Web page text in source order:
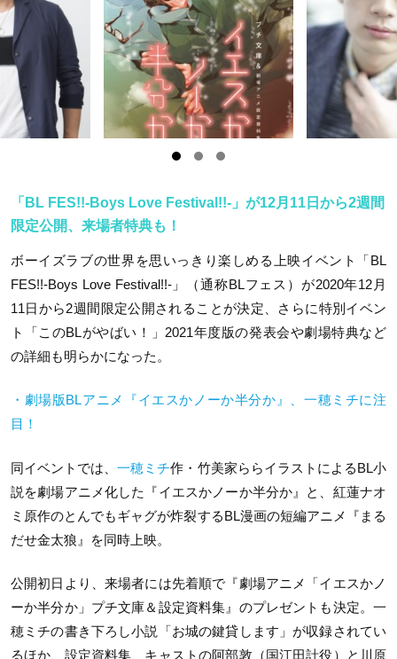
「BL FES!!-Boys Love Festival!!-」が12月11日から2週間
限定公開、来場者特典も！
ボーイズラブの世界を思いっきり楽しめる上映イベント「BL
FES!!-Boys Love Festival!!-」（通称BLフェス）が2020年12月
11日から2週間限定公開されることが決定、さらに特別イベン
ト「このBLがやばい！」2021年度版の発表会や劇場特典など
の詳細も明らかになった。
・劇場版BLアニメ『イエスかノーか半分か』、一穂ミチに注
目！
同イベントでは、一穂ミチ作・竹美家ららイラストによるBL小
説を劇場アニメ化した『イエスかノーか半分か』と、紅蓮ナオ
ミ原作のとんでもギャグが炸裂するBL漫画の短編アニメ『まる
だせ金太狼』を同時上映。
公開初日より、来場者には先着順で『劇場アニメ「イエスかノ
ーか半分か」プチ文庫＆設定資料集』のプレゼントも決定。一
穂ミチの書き下ろし小説「お城の鍵貸します」が収録されてい
るほか、設定資料集、キャストの阿部敦（国江田計役）と川原